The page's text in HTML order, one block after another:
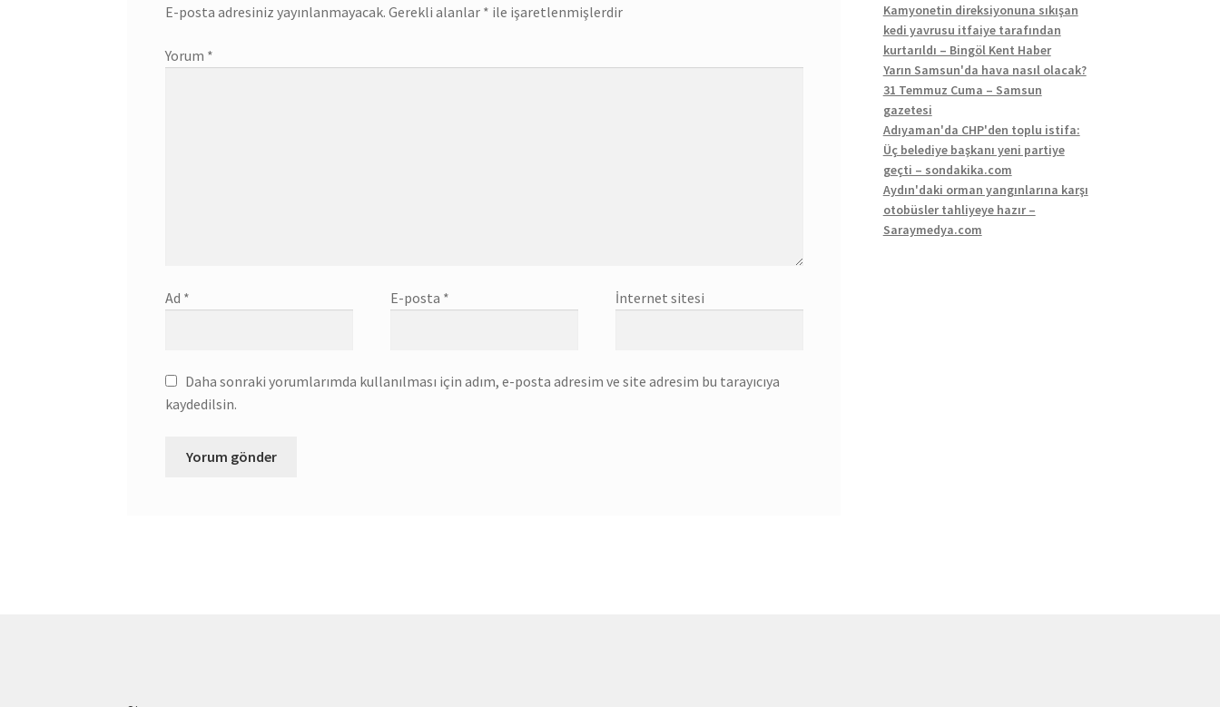
E-posta adresiniz yayınlanmayacak. Gerekli alanlar * ile işaretlenmişlerdir
Yorum *
Ad * E-posta * İnternet sitesi
Daha sonraki yorumlarımda kullanılması için adım, e-posta adresim ve site adresim bu tarayıcıya
kaydedilsin.
Kamyonetin direksiyonuna sıkışan
kedi yavrusu itfaiye tarafından
kurtarıldı – Bingöl Kent Haber
Yarın Samsun'da hava nasıl olacak?
31 Temmuz Cuma – Samsun
gazetesi
Adıyaman'da CHP'den toplu istifa:
Üç belediye başkanı yeni partiye
geçti – sondakika.com
Aydın'daki orman yangınlarına karşı
otobüsler tahliyeye hazır –
Saraymedya.com